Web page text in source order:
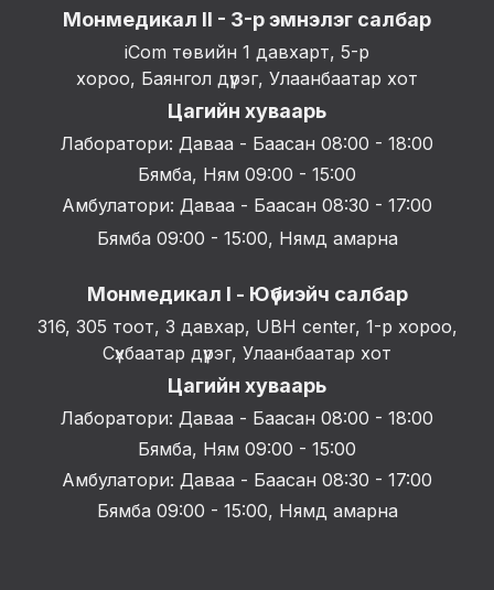
Монмедикал II - 3-р эмнэлэг салбар
iCom төвийн 1 давхарт, 5-р
хороо, Баянгол дүүрэг, Улаанбаатар хот
Цагийн хуваарь
Лаборатори: Даваа - Баасан 08:00 - 18:00
Бямба, Ням 09:00 - 15:00
Амбулатори: Даваа - Баасан 08:30 - 17:00
Бямба 09:00 - 15:00, Нямд амарна
Монмедикал I - Юүбиэйч салбар
316, 305 тоот, 3 давхар, UBH center, 1-р хороо,
Сүхбаатар дүүрэг, Улаанбаатар хот
Цагийн хуваарь
Лаборатори: Даваа - Баасан 08:00 - 18:00
Бямба, Ням 09:00 - 15:00
Амбулатори: Даваа - Баасан 08:30 - 17:00
Бямба 09:00 - 15:00, Нямд амарна